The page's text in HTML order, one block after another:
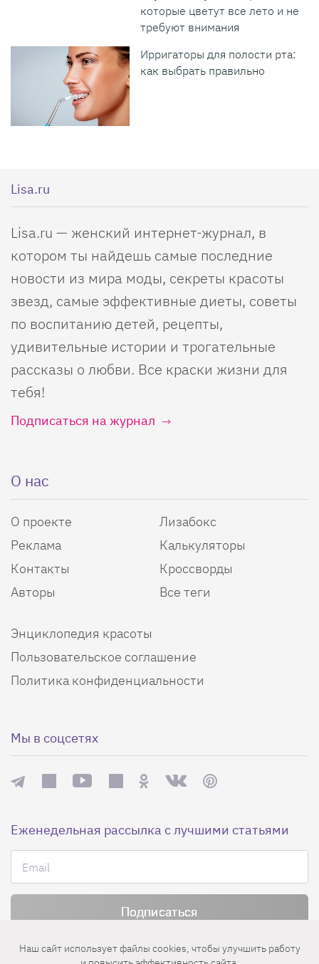
которые цветут все лето и не
требуют внимания
Ирригаторы для полости рта:
как выбрать правильно
Lisa.ru
Lisa.ru — женский интернет-журнал, в
котором ты найдешь самые последние
новости из мира моды, секреты красоты
звезд, самые эффективные диеты, советы
по воспитанию детей, рецепты,
удивительные истории и трогательные
рассказы о любви. Все краски жизни для
тебя!
Подписаться на журнал
О нас
О проекте
Реклама
Контакты
Авторы
Лизабокс
Калькуляторы
Кроссворды
Все теги
Энциклопедия красоты
Пользовательское соглашение
Политика конфиденциальности
Мы в соцсетях
Еженедельная рассылка с лучшими статьями
Нажимая на кнопку «Подписаться», вы принимаете условия
пользовательского соглашения
политики конфиденциальности и
Наш сайт использует файлы cookies, чтобы улучшить работу